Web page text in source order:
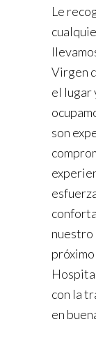
Le
Virgen
el lugar
son
nuestro
con la
en